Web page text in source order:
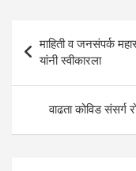
A
p
p
o
o
k
Post
navigation
माहिती व जनसंपर्क
यांनी स्वीकारला
वाढता कोविड संसर्ग